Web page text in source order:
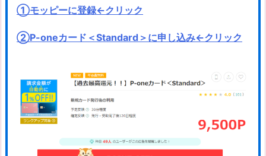
①モッピーに登録←クリック
②P-oneカード＜Standard＞に申し込み←クリック